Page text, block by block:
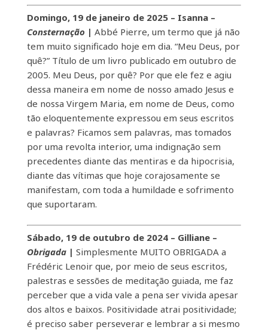
Domingo, 19 de janeiro de 2025 – Isanna –
Consternação | Abbé Pierre, um termo que já não
tem muito significado hoje em dia. “Meu Deus, por
quê?” Título de um livro publicado em outubro de
2005. Meu Deus, por quê? Por que ele fez e agiu
dessa maneira em nome de nosso amado Jesus e
de nossa Virgem Maria, em nome de Deus, como
tão eloquentemente expressou em seus escritos
e palavras? Ficamos sem palavras, mas tomados
por uma revolta interior, uma indignação sem
precedentes diante das mentiras e da hipocrisia,
diante das vítimas que hoje corajosamente se
manifestam, com toda a humildade e sofrimento
que suportaram.
Sábado, 19 de outubro de 2024 – Gilliane –
Obrigada | Simplesmente MUITO OBRIGADA a
Frédéric Lenoir que, por meio de seus escritos,
palestras e sessões de meditação guiada, me faz
perceber que a vida vale a pena ser vivida apesar
dos altos e baixos. Positividade atrai positividade;
é preciso saber perseverar e lembrar a si mesmo